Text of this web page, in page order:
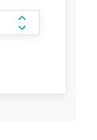
form.increase-